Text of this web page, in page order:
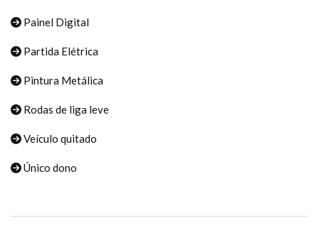
Painel Digital
Partida Elétrica
Pintura Metálica
Rodas de liga leve
Veículo quitado
Único dono